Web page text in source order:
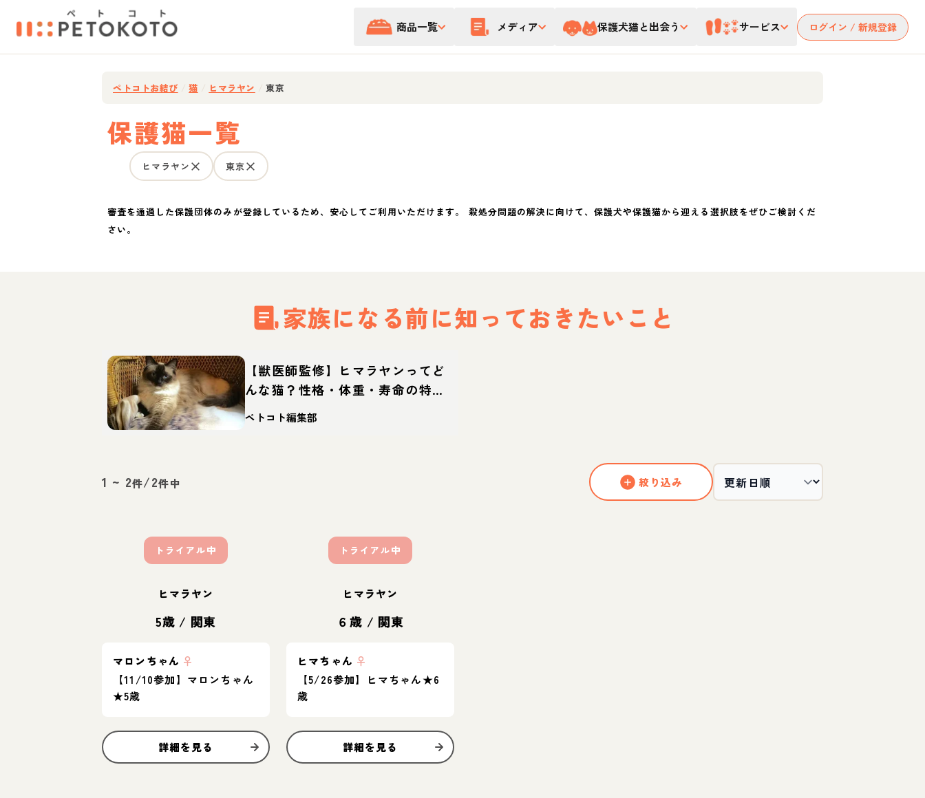
商品一覧 メディア 保護犬猫と出会う サービス ログイン / 新規登録
ペトコトお結び 猫 ヒマラヤン 東京
保護猫一覧
ヒマラヤン 東京
審査を通過した保護団体のみが登録しているため、安心してご利用いただけます。 殺処分問題の解決に向けて、保護犬や保護猫から迎える選択肢をぜひご検討くだ
さい。
家族になる前に知っておきたいこと
【獣医師監修】ヒマラヤンってど
んな猫？性格・体重・寿命の特
徴・迎え方
ペトコト編集部
1 ~ 2件/2件中 絞り込み
トライアル中
ヒマラヤン
5歳 / 関東
マロンちゃん ♀
【11/10参加】マロンちゃん
★5歳
詳細を見る
トライアル中
ヒマラヤン
６歳 / 関東
ヒマちゃん ♀
【5/26参加】ヒマちゃん★6
歳
詳細を見る